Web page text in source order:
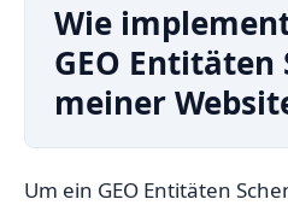
Wie
GEO Entitäten
meiner
Um ein GEO Entitäten